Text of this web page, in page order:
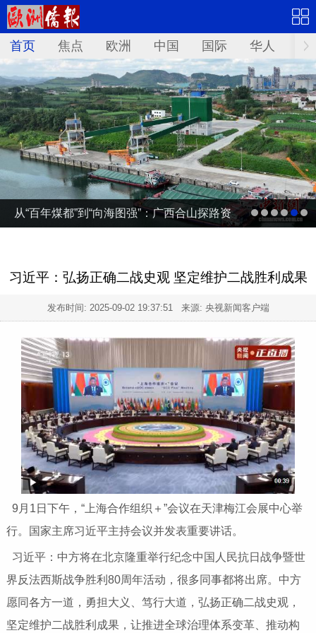
首页 焦点 欧洲 中国 国际 华人 文
从“百年煤都”到“向海图强”：广西合山探路资
习近平：弘扬正确二战史观 坚定维护二战胜利成果
发布时间: 2025-09-02 19:37:51 来源: 央视新闻客户端
9月1日下午，“上海合作组织＋”会议在天津梅江会展中心举
行。国家主席习近平主持会议并发表重要讲话。
习近平：中方将在北京隆重举行纪念中国人民抗日战争暨世
界反法西斯战争胜利80周年活动，很多同事都将出席。中方
愿同各方一道，勇担大义、笃行大道，弘扬正确二战史观，
坚定维护二战胜利成果，让推进全球治理体系变革、推动构